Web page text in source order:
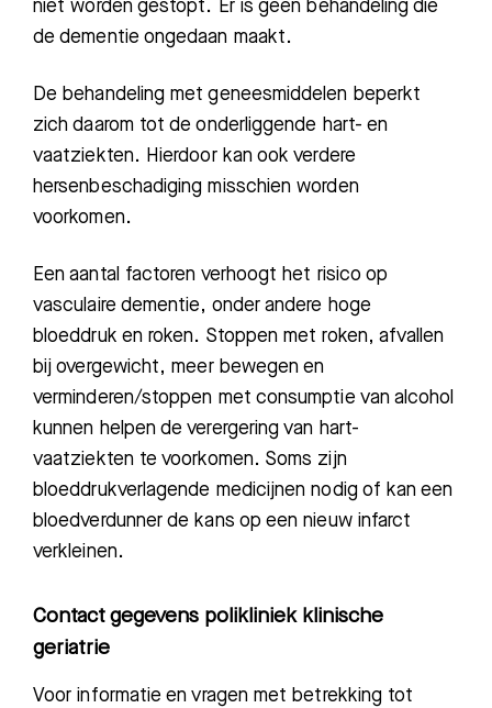
Bezoektijden
Afspraak maken
Afdelingen
niet worden gestopt. Er is geen behandeling die
de dementie ongedaan maakt.
De behandeling met geneesmiddelen beperkt
zich daarom tot de onderliggende hart- en
vaatziekten. Hierdoor kan ook verdere
hersenbeschadiging misschien worden
voorkomen.
Een aantal factoren verhoogt het risico op
vasculaire dementie, onder andere hoge
bloeddruk en roken. Stoppen met roken, afvallen
bij overgewicht, meer bewegen en
verminderen/stoppen met consumptie van alcohol
kunnen helpen de verergering van hart-
vaatziekten te voorkomen. Soms zijn
bloeddrukverlagende medicijnen nodig of kan een
bloedverdunner de kans op een nieuw infarct
verkleinen.
Contact gegevens polikliniek klinische
geriatrie
Voor informatie en vragen met betrekking tot